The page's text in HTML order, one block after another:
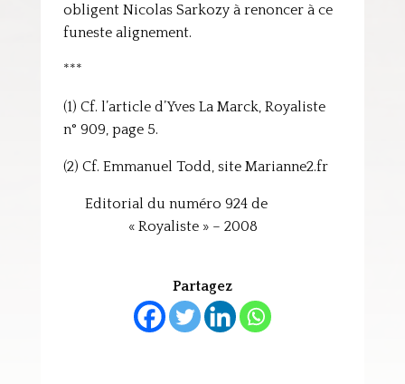
obligent Nicolas Sarkozy à renoncer à ce
funeste alignement.
***
(1) Cf. l’article d’Yves La Marck, Royaliste
n° 909, page 5.
(2) Cf. Emmanuel Todd, site Marianne2.fr
Editorial du numéro 924 de
« Royaliste » – 2008
Partagez